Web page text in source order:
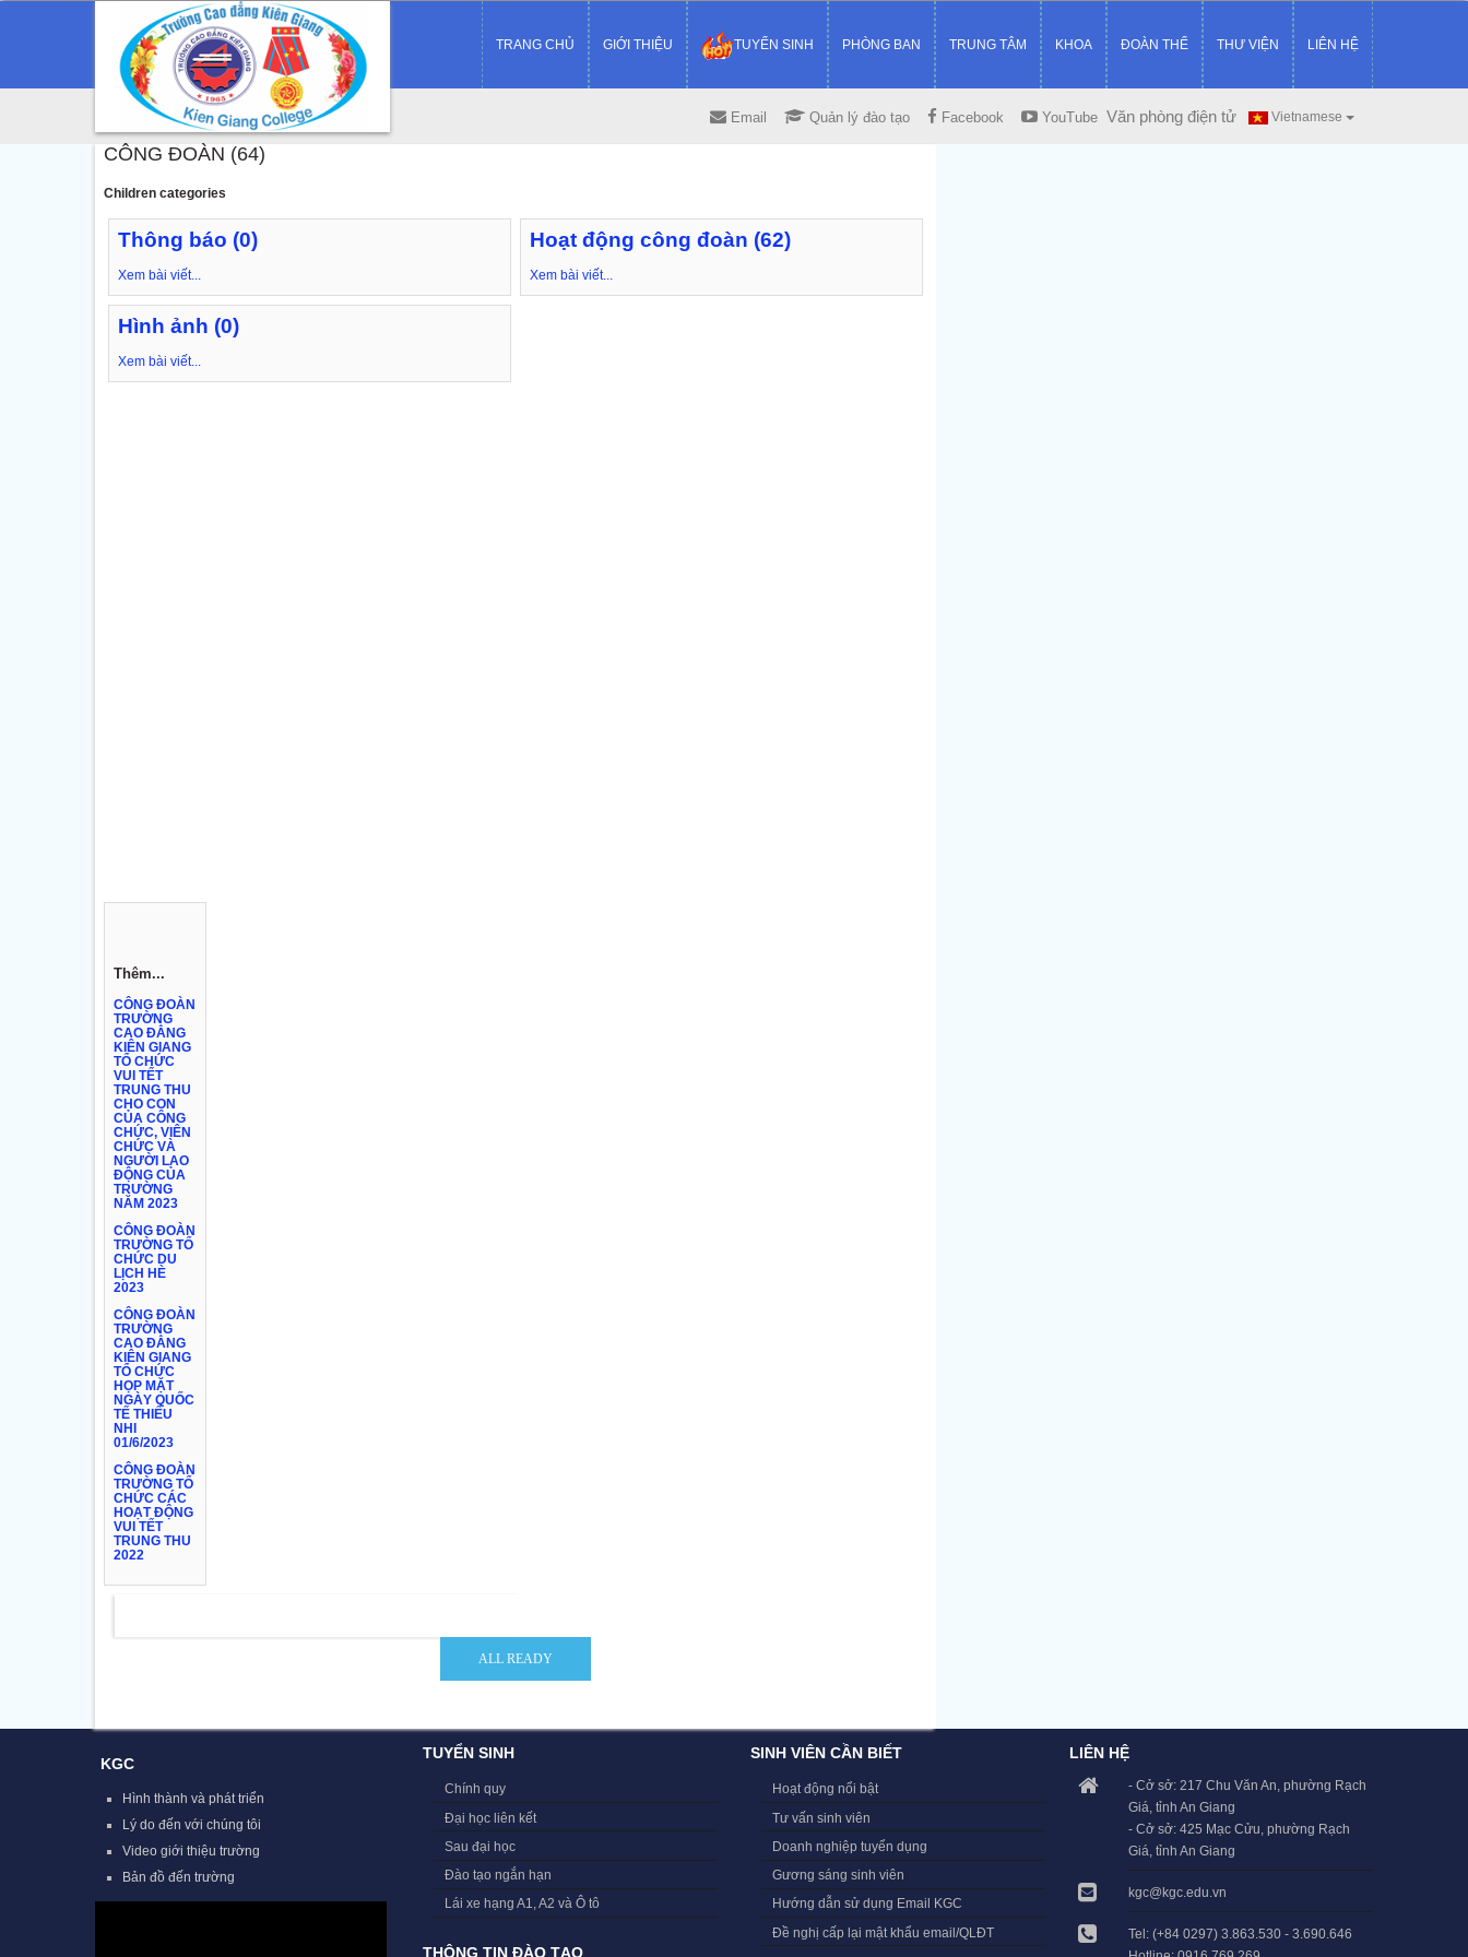
TRANG CHỦ GIỚI THIỆU TUYỂN SINH PHÒNG BAN TRUNG TÂM KHOA ĐOÀN THỂ THƯ VIỆN LIÊN HỆ
Vietnamese
Email Quản lý đào tạo Facebook YouTube Văn phòng điện tử
CÔNG ĐOÀN (64)
Children categories
Thông báo (0)
Xem bài viết...
Hoạt động công đoàn (62)
Xem bài viết...
Hình ảnh (0)
Xem bài viết...
Thêm...
CÔNG ĐOÀN
TRƯỜNG
CAO ĐẲNG
KIÊN GIANG
TỔ CHỨC
VUI TẾT
TRUNG THU
CHO CON
CỦA CÔNG
CHỨC, VIÊN
CHỨC VÀ
NGƯỜI LAO
ĐỘNG CỦA
TRƯỜNG
NĂM 2023
CÔNG ĐOÀN
TRƯỜNG TỔ
CHỨC DU
LỊCH HÈ
2023
CÔNG ĐOÀN
TRƯỜNG
CAO ĐẲNG
KIÊN GIANG
TỔ CHỨC
HỌP MẶT
NGÀY QUỐC
TẾ THIẾU
NHI
01/6/2023
CÔNG ĐOÀN
TRƯỜNG TỔ
CHỨC CÁC
HOẠT ĐỘNG
VUI TẾT
TRUNG THU
2022
KGC
Hình thành và phát triển
Lý do đến với chúng tôi
Video giới thiệu trường
Bản đồ đến trường
TUYỂN SINH
Chính quy
Đại học liên kết
Sau đại học
Đào tạo ngắn hạn
Lái xe hạng A1, A2 và Ô tô
THÔNG TIN ĐÀO TẠO
SINH VIÊN CẦN BIẾT
Hoạt động nổi bật
Tư vấn sinh viên
Doanh nghiệp tuyển dụng
Gương sáng sinh viên
Hướng dẫn sử dụng Email KGC
Đề nghị cấp lại mật khẩu email/QLĐT
LIÊN HỆ
- Cở sở: 217 Chu Văn An, phường Rạch
Giá, tỉnh An Giang
- Cở sở: 425 Mạc Cửu, phường Rạch
Giá, tỉnh An Giang
kgc@kgc.edu.vn
Tel: (+84 0297) 3.863.530 - 3.690.646